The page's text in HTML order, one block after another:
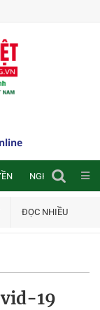
NGHIÊN CỨU
ĐỌC NHIỀU
19